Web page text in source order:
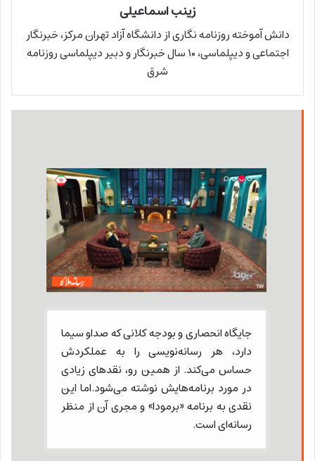
زینب اسماعیلی
دانش آموخته روزنامه نگاری از دانشگاه آزاد تهران مرکز، خبرنگار
اجتماعی و دیپلماسی، ۱۰ سال خبرنگار و دبیر دیپلماسی روزنامه
شرق
جایگاه انحصاری و بودجه کلانی که صداو سیما
دارد، هر رسانه‌نویسی را به عملکردش
حساس می‌کند. از همین رو، نقدهای زیادی
در مورد برنامه‌هایش نوشته می‌شود.اما این
نقدی به برنامه «برمودا» و مجری آن از منظر
رسانه‌ای ‌است.